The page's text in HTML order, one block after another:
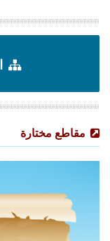
مقاطع مختارة